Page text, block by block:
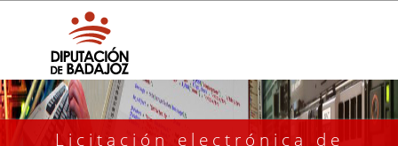
Licitación electrónica de